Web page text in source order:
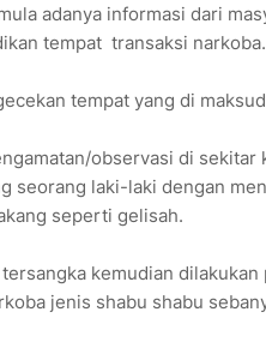
adanya informasi dari
tempat transaksi narkoba.
tempat yang di
observasi di sekitar
seorang laki-laki dengan
seperti gelisah.
kemudian
jenis shabu shabu